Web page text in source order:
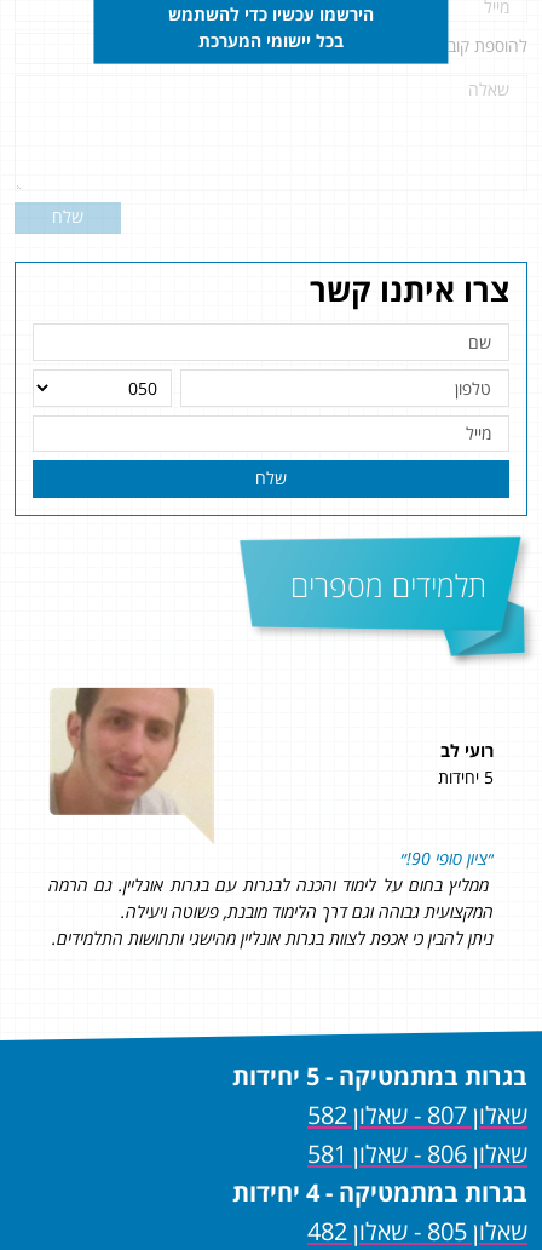
צרו איתנו קשר
שלח
תלמידים מספרים
רועי לב
5 יחידות
״ציון סופי 90!״
ממליץ בחום על לימוד והכנה לבגרות עם בגרות אונליין. גם הרמה
המקצועית גבוהה וגם דרך הלימוד מובנת, פשוטה ויעילה.
ניתן להבין כי אכפת לצוות בגרות אונליין מהישגי ותחושות התלמידים.
להוספת קובץ
שלח
הירשמו עכשיו כדי להשתמש
בכל יישומי המערכת
בגרות במתמטיקה - 5 יחידות
שאלון 807 - שאלון 582
שאלון 806 - שאלון 581
בגרות במתמטיקה - 4 יחידות
שאלון 805 - שאלון 482